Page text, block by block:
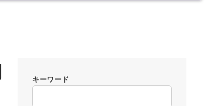
キーワード